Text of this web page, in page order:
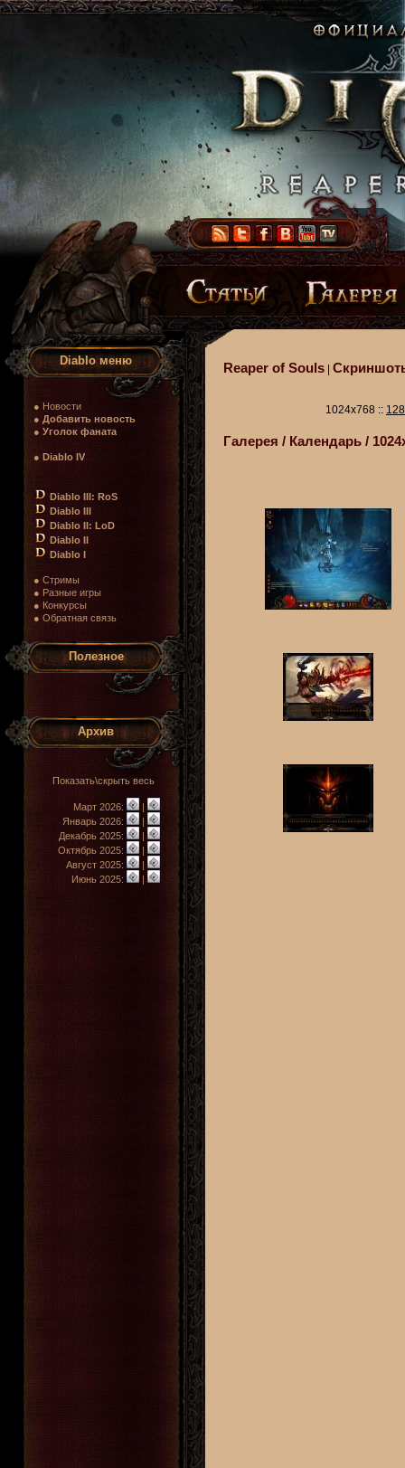
Diablo меню
● Новости
● Добавить новость
● Уголок фаната
● Diablo IV
Diablo III: RoS
Diablo III
Diablo II: LoD
Diablo II
Diablo I
● Стримы
● Разные игры
● Конкурсы
● Обратная связь
Полезное
Архив
Показать\скрыть весь
Март 2026:
|
Январь 2026:
|
Декабрь 2025:
|
Октябрь 2025:
|
Август 2025:
|
Июнь 2025:
|
Reaper of Souls
1024x768 ::
Галерея / Календарь /